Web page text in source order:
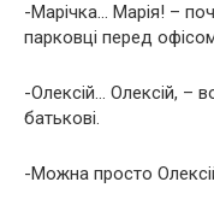
-Марічка… Марія! –
парковці перед
-Олексій… Олексій, –
батькові.
-Можна просто